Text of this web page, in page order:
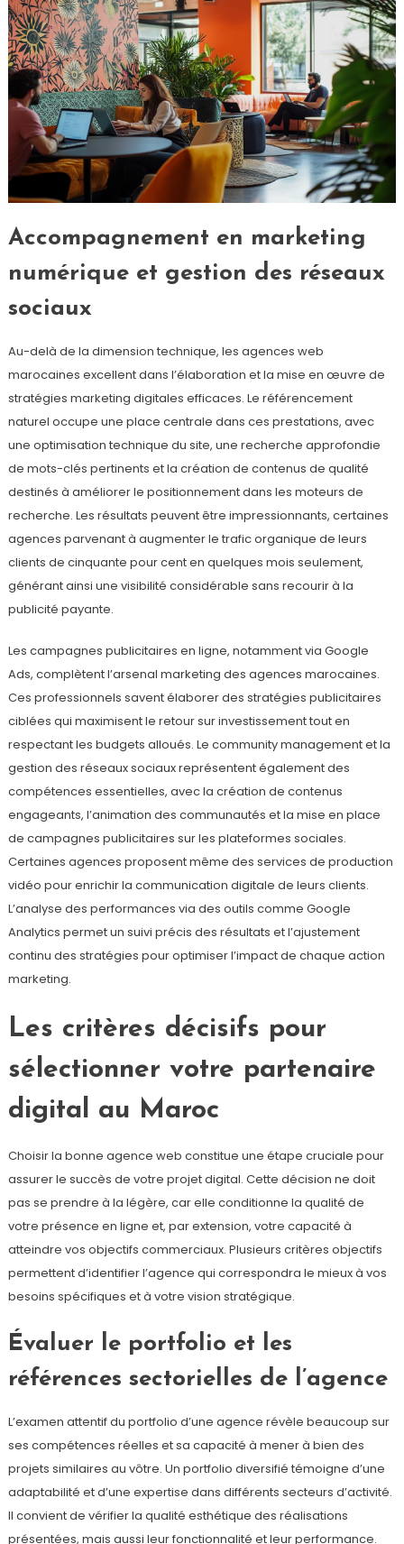
Accompagnement en marketing
numérique et gestion des réseaux
sociaux
Au-delà de la dimension technique, les agences web
marocaines excellent dans l’élaboration et la mise en œuvre de
stratégies marketing digitales efficaces. Le référencement
naturel occupe une place centrale dans ces prestations, avec
une optimisation technique du site, une recherche approfondie
de mots-clés pertinents et la création de contenus de qualité
destinés à améliorer le positionnement dans les moteurs de
recherche. Les résultats peuvent être impressionnants, certaines
agences parvenant à augmenter le trafic organique de leurs
clients de cinquante pour cent en quelques mois seulement,
générant ainsi une visibilité considérable sans recourir à la
publicité payante.
Les campagnes publicitaires en ligne, notamment via Google
Ads, complètent l’arsenal marketing des agences marocaines.
Ces professionnels savent élaborer des stratégies publicitaires
ciblées qui maximisent le retour sur investissement tout en
respectant les budgets alloués. Le community management et la
gestion des réseaux sociaux représentent également des
compétences essentielles, avec la création de contenus
engageants, l’animation des communautés et la mise en place
de campagnes publicitaires sur les plateformes sociales.
Certaines agences proposent même des services de production
vidéo pour enrichir la communication digitale de leurs clients.
L’analyse des performances via des outils comme Google
Analytics permet un suivi précis des résultats et l’ajustement
continu des stratégies pour optimiser l’impact de chaque action
marketing.
Les critères décisifs pour
sélectionner votre partenaire
digital au Maroc
Choisir la bonne agence web constitue une étape cruciale pour
assurer le succès de votre projet digital. Cette décision ne doit
pas se prendre à la légère, car elle conditionne la qualité de
votre présence en ligne et, par extension, votre capacité à
atteindre vos objectifs commerciaux. Plusieurs critères objectifs
permettent d’identifier l’agence qui correspondra le mieux à vos
besoins spécifiques et à votre vision stratégique.
Évaluer le portfolio et les
références sectorielles de l’agence
L’examen attentif du portfolio d’une agence révèle beaucoup sur
ses compétences réelles et sa capacité à mener à bien des
projets similaires au vôtre. Un portfolio diversifié témoigne d’une
adaptabilité et d’une expertise dans différents secteurs d’activité.
Il convient de vérifier la qualité esthétique des réalisations
présentées, mais aussi leur fonctionnalité et leur performance.